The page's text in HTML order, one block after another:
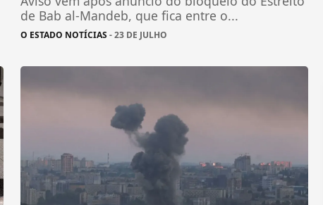
de Bab al-Mandeb, que fica entre o...
O ESTADO NOTÍCIAS - 23 DE JULHO